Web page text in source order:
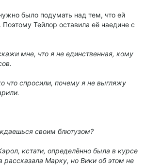
было подумать над тем, что ей
Поэтому Тейлор оставила её наедине с
мне, что я не единственная, кому
что спросили, почему я не выгляжу
своим блютузом?
кстати, определённо была в курсе
рассказала Марку, но Вики об этом не